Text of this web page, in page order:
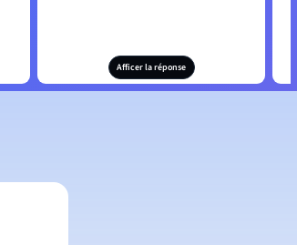
Afficer la réponse